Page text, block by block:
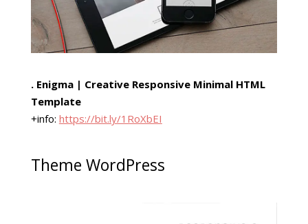
. Enigma | Creative Responsive Minimal HTML
Template
+info: https://bit.ly/1RoXbEI
Theme WordPress